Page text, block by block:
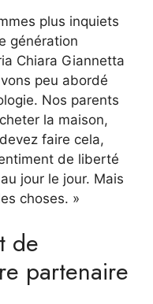
plus inquiets
génération
Chiara Giannetta
peu abordé
Nos parents
la maison,
faire cela,
de liberté
jour le jour. Mais
choses. »
de
partenaire